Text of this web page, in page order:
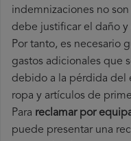
indemnizaciones no
debe justificar el daño
Por tanto, es necesario
gastos adicionales que
debido a la pérdida del
ropa y artículos de
Para reclamar por
puede presentar una